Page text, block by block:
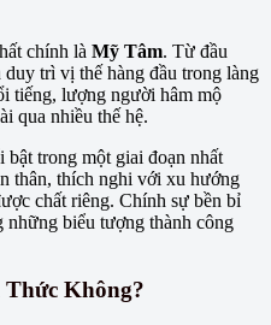
chính là Mỹ Tâm. Từ đầu
trì vị thế hàng đầu trong làng
tiếng, lượng người hâm mộ
qua nhiều thế hệ.
trong một giai đoạn nhất
thân, thích nghi với xu hướng
chất riêng. Chính sự bền bỉ
những biểu tượng thành công
Không?